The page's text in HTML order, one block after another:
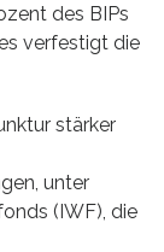
des BIPs
verfestigt die
stärker
unter
(IWF), die